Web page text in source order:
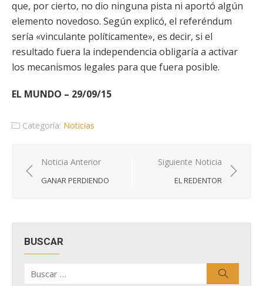
que, por cierto, no dio ninguna pista ni aportó algún
elemento novedoso. Según explicó, el referéndum
sería «vinculante políticamente», es decir, si el
resultado fuera la independencia obligaría a activar
los mecanismos legales para que fuera posible.
EL MUNDO – 29/09/15
Categoría: Noticias
Navegación
de
Noticia Anterior
GANAR PERDIENDO
Siguiente Noticia
EL REDENTOR
BUSCAR
por: